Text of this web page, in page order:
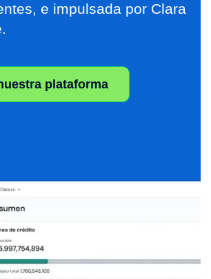
e impulsada por Clara
plataforma